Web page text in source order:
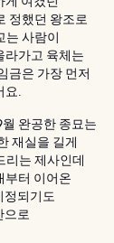
정했던 왕조로
는 사람이
라가고 육체는
금은 가장 먼저
.
완공한 종묘는
재실을 길게
리는 제사인데
부터 이어온
정되기도
으로